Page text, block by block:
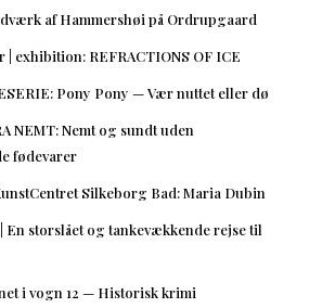
af Hammershøi på Ordrupgaard
| exhibition: REFRACTIONS OF ICE
Pony Pony — Vær nuttet eller dø
NEMT: Nemt og sundt uden
fødevarer
Silkeborg Bad: Maria Dubin
En storslået og tankevækkende rejse til
i vogn 12 — Historisk krimi